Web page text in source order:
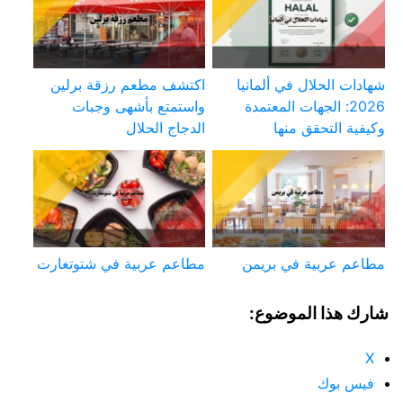
شهادات الحلال في ألمانيا
2026: الجهات المعتمدة
وكيفية التحقق منها
اكتشف مطعم رزقة برلين
واستمتع بأشهى وجبات
الدجاج الحلال
مطاعم عربية في بريمن مطاعم عربية في شتوتغارت
شارك هذا الموضوع:
X
فيس بوك